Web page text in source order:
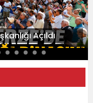
Açıldı